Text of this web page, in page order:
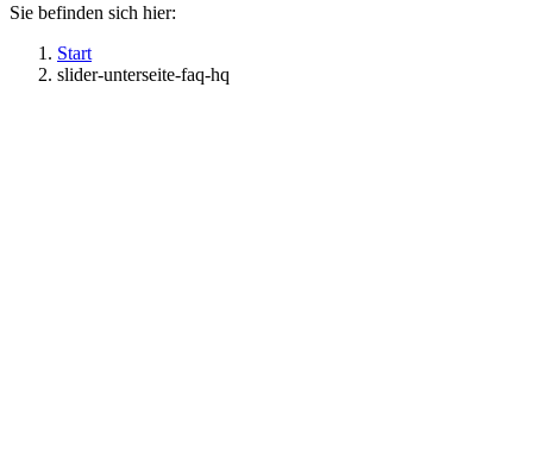
Sie befinden sich hier:
Start
slider-unterseite-faq-hq